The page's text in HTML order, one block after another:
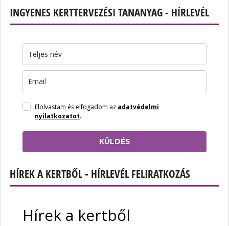
INGYENES KERTTERVEZÉSI TANANYAG - HÍRLEVÉL
Elolvastam és elfogadom az adatvédelmi
nyilatkozatot.
KÜLDÉS
HÍREK A KERTBŐL - HÍRLEVÉL FELIRATKOZÁS
Hírek a kertből